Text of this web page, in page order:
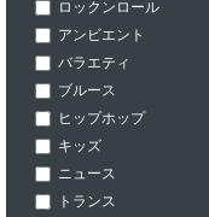
ロックンロール
アンビエント
バラエティ
ブルース
ヒップホップ
キッズ
ニュース
トランス